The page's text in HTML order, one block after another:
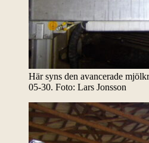
Här syns den avancerade
05-30. Foto: Lars Jonsson